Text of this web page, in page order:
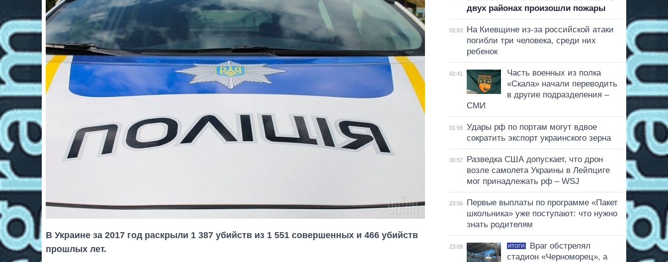
В Украине за 2017 год раскрыли 1 387 убийств из 1 551 совершенных и 466 убийств
прошлых лет.
двух районах произошли пожары
02:53
На Киевщине из-за российской атаки
погибли три человека, среди них
ребенок
02:41
Часть военных из полка
«Скала» начали переводить
в другие подразделения –
СМИ
01:59
Удары рф по портам могут вдвое
сократить экспорт украинского зерна
00:57
Разведка США допускает, что дрон
возле самолета Украины в Лейпциге
мог принадлежать рф – WSJ
23:56
Первые выплаты по программе «Пакет
школьника» уже поступают: что нужно
знать родителям
23:09 ИТОГИ
Враг обстрелял
стадион «Черноморец», а